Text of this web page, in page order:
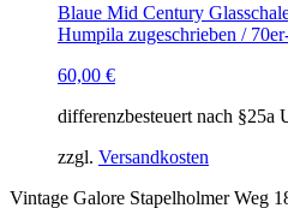
Blaue Mid Century
Humpila zugeschrieben /
60,00 €
differenzbesteuert nach §25a
zzgl. Versandkosten
Vintage Galore Stapelholmer Weg